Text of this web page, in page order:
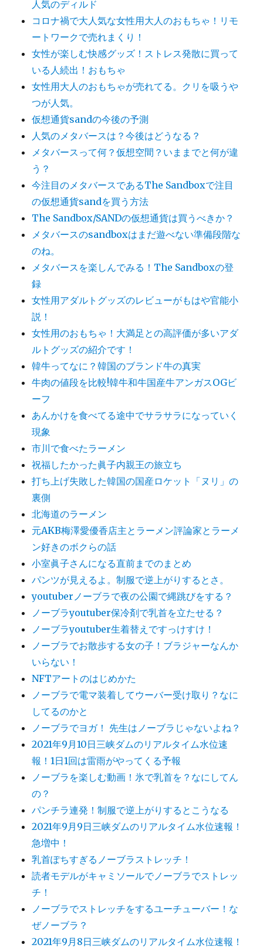
人気のディルド
コロナ禍で大人気な女性用大人のおもちゃ！リモ
ートワークで売れまくり！
女性が楽しむ快感グッズ！ストレス発散に買って
いる人続出！おもちゃ
女性用大人のおもちゃが売れてる。クリを吸うや
つが人気。
仮想通貨sandの今後の予測
人気のメタバースは？今後はどうなる？
メタバースって何？仮想空間？いままでと何が違
う？
今注目のメタバースであるThe Sandboxで注目
の仮想通貨sandを買う方法
The Sandbox/SANDの仮想通貨は買うべきか？
メタバースのsandboxはまだ遊べない準備段階な
のね。
メタバースを楽しんでみる！The Sandboxの登
録
女性用アダルトグッズのレビューがもはや官能小
説！
女性用のおもちゃ！大満足との高評価が多いアダ
ルトグッズの紹介です！
韓牛ってなに？韓国のブランド牛の真実
牛肉の値段を比較!韓牛和牛国産牛アンガスOGビ
ーフ
あんかけを食べてる途中でサラサラになっていく
現象
市川で食べたラーメン
祝福したかった眞子内親王の旅立ち
打ち上げ失敗した韓国の国産ロケット「ヌリ」の
裏側
北海道のラーメン
元AKB梅澤愛優香店主とラーメン評論家とラーメ
ン好きのボクらの話
小室眞子さんになる直前までのまとめ
パンツが見えるよ。制服で逆上がりするとさ。
youtuberノーブラで夜の公園で縄跳びをする？
ノーブラyoutuber保冷剤で乳首を立たせる？
ノーブラyoutuber生着替えですっけすけ！
ノーブラでお散歩する女の子！ブラジャーなんか
いらない！
NFTアートのはじめかた
ノーブラで電マ装着してウーバー受け取り？なに
してるのかと
ノーブラでヨガ！ 先生はノーブラじゃないよね？
2021年9月10日三峡ダムのリアルタイム水位速
報！1日1回は雷雨がやってくる予報
ノーブラを楽しむ動画！氷で乳首を？なにしてん
の？
パンチラ連発！制服で逆上がりするとこうなる
2021年9月9日三峡ダムのリアルタイム水位速報！
急増中！
乳首ぽちすぎるノーブラストレッチ！
読者モデルがキャミソールでノーブラでストレッ
チ！
ノーブラでストレッチをするユーチューバー！な
ぜノーブラ？
2021年9月8日三峡ダムのリアルタイム水位速報！